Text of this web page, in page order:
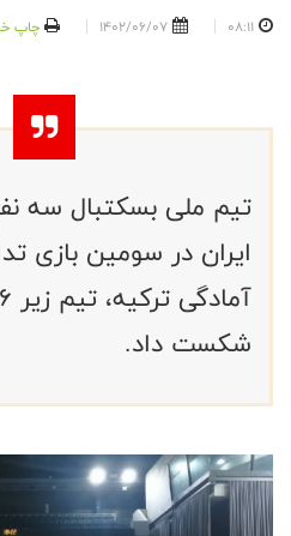
08:11
1402/06/07 چاپ
ایران در سومین بازی
شکست داد.